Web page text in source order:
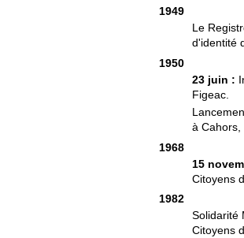
1949
Le
d'identité
1950
23 juin :
Figeac.
à Cahors,
1968
15
Citoyens
1982
Solidarité
Citoyens